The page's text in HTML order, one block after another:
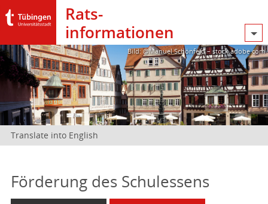
Rats­
informationen
Bild: @Manuel Schönfeld – stock.adobe.com
Translate into English
Förderung des Schulessens